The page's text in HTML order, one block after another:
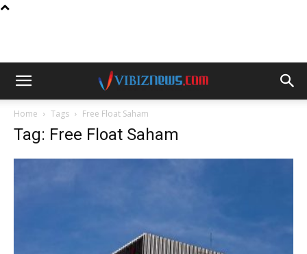
Home Tags Free Float Saham
Tag: Free Float Saham